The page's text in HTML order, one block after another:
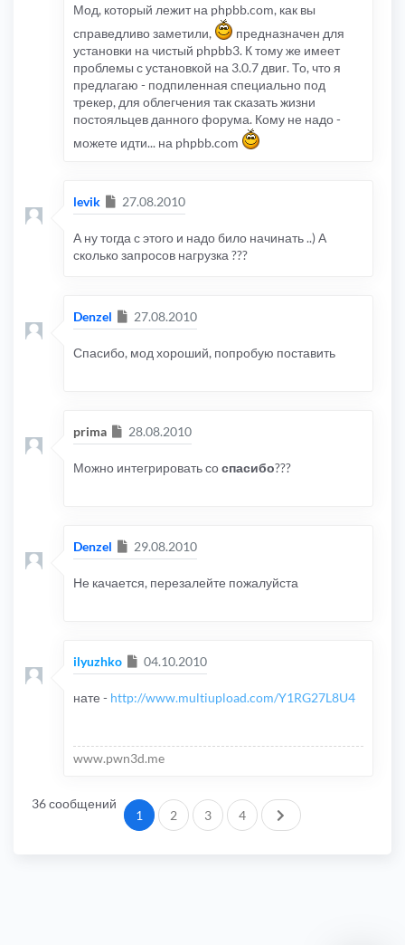
Мод, который лежит на phpbb.com, как вы
справедливо заметили,
предназначен для
установки на чистый phpbb3. К тому же имеет
проблемы с установкой на 3.0.7 двиг. То, что я
предлагаю - подпиленная специально под
трекер, для облегчения так сказать жизни
постояльцев данного форума. Кому не надо -
можете идти... на phpbb.com
levik Сообщение
27.08.2010
А ну тогда с этого и надо било начинать ..) А
сколько запросов нагрузка ???
Denzel Сообщение
27.08.2010
Спасибо, мод хороший, попробую поставить
prima Сообщение
28.08.2010
Можно интегрировать соспасибо???
Denzel Сообщение
29.08.2010
Не качается, перезалейте пожалуйста
ilyuzhko Сообщение
04.10.2010
нате - http://www.multiupload.com/Y1RG27L8U4
www.pwn3d.me
36 сообщений
1 2 3 4 След.